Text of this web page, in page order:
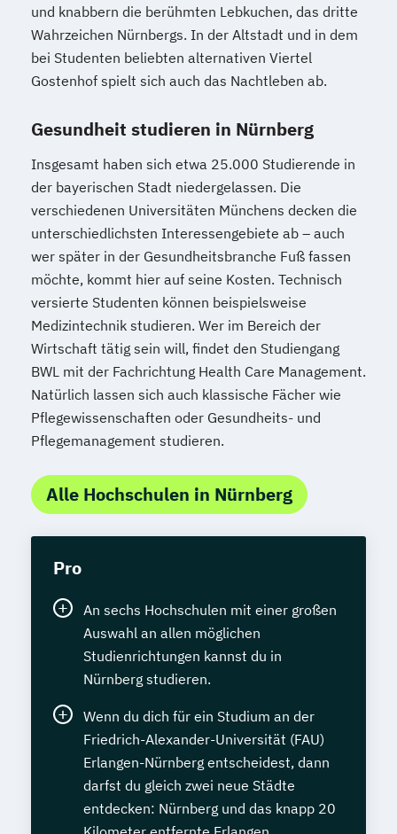
und knabbern die berühmten Lebkuchen, das dritte
Wahrzeichen Nürnbergs. In der Altstadt und in dem
bei Studenten beliebten alternativen Viertel
Gostenhof spielt sich auch das Nachtleben ab.
Gesundheit studieren in Nürnberg
Insgesamt haben sich etwa 25.000 Studierende in
der bayerischen Stadt niedergelassen. Die
verschiedenen Universitäten Münchens decken die
unterschiedlichsten Interessengebiete ab – auch
wer später in der Gesundheitsbranche Fuß fassen
möchte, kommt hier auf seine Kosten. Technisch
versierte Studenten können beispielsweise
Medizintechnik studieren. Wer im Bereich der
Wirtschaft tätig sein will, findet den Studiengang
BWL mit der Fachrichtung Health Care Management.
Natürlich lassen sich auch klassische Fächer wie
Pflegewissenschaften oder Gesundheits- und
Pflegemanagement studieren.
Alle Hochschulen in Nürnberg
Pro
An sechs Hochschulen mit einer großen
Auswahl an allen möglichen
Studienrichtungen kannst du in
Nürnberg studieren.
Wenn du dich für ein Studium an der
Friedrich-Alexander-Universität (FAU)
Erlangen-Nürnberg entscheidest, dann
darfst du gleich zwei neue Städte
entdecken: Nürnberg und das knapp 20